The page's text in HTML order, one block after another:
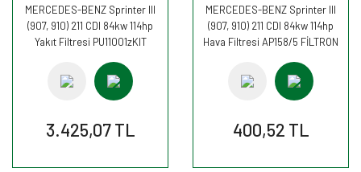
MERCEDES-BENZ Sprinter III
(907, 910) 211 CDI 84kw 114hp
Yakıt Filtresi PU11001zKIT
3.425,07 TL
MERCEDES-BENZ Sprinter III
(907, 910) 211 CDI 84kw 114hp
Hava Filtresi AP158/5 FİLTRON
400,52 TL